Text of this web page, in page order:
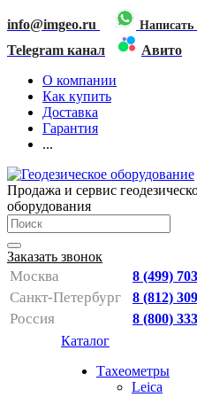
info@imgeo.ru
Telegram канал
Авито
О компании
Как купить
Доставка
Гарантия
...
Продажа и сервис
оборудования
Заказать звонок
Москва 8 (499)
Санкт-Петербург 8 (812)
Россия 8 (800)
Каталог
Тахеометры
Leica